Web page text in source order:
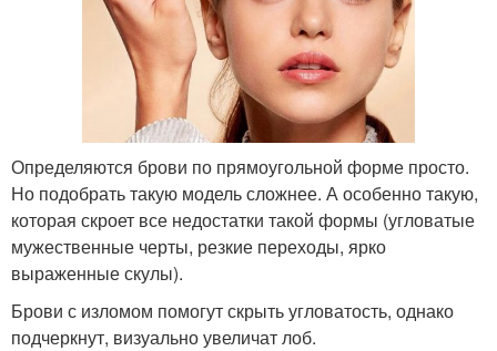
Определяются брови по прямоугольной форме просто.
Но подобрать такую модель сложнее. А особенно такую,
которая скроет все недостатки такой формы (угловатые
мужественные черты, резкие переходы, ярко
выраженные скулы).
Брови с изломом помогут скрыть угловатость, однако
подчеркнут, визуально увеличат лоб.